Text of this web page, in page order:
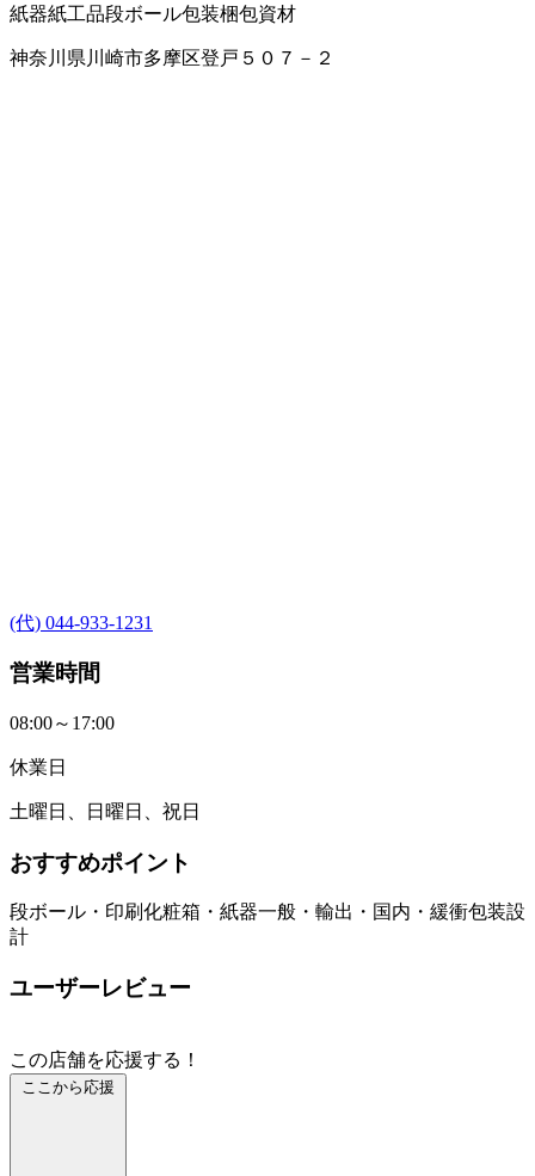
紙器紙工品段ボール包装梱包資材
神奈川県川崎市多摩区登戸５０７－２
(代) 044-933-1231
営業時間
08:00～17:00
休業日
土曜日、日曜日、祝日
おすすめポイント
段ボール・印刷化粧箱・紙器一般・輸出・国内・緩衝包装設
計
ユーザーレビュー
この店舗を応援する！
ここから応援